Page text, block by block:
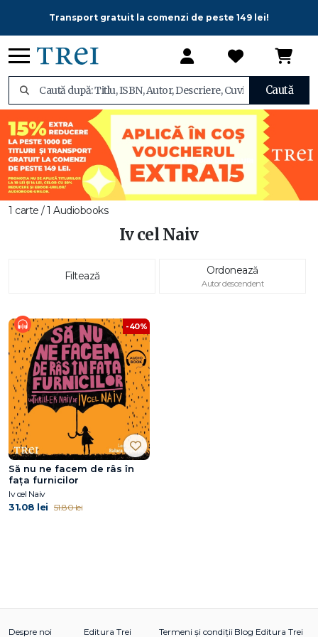
Transport gratuit la comenzi de peste 149 lei!
Caută
1 carte / 1 Audiobooks
Iv cel Naiv
Filtează Ordonează
Autor descendent
-40%
Să nu ne facem de râs în
fața furnicilor
Iv cel Naiv
31.08 lei 51.80 lei
Despre noi Editura Trei Termeni și condiții Blog Editura Trei